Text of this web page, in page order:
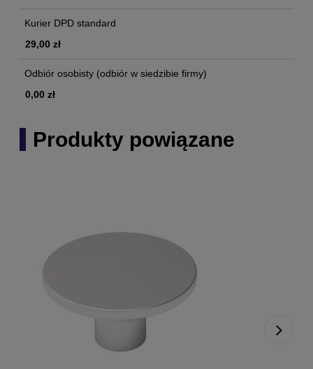
Kurier DPD standard
29,00 zł
Odbiór osobisty (odbiór w siedzibie firmy)
0,00 zł
Produkty powiązane